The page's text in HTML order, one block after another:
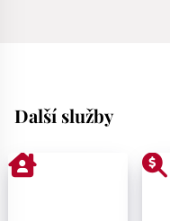
Další služby